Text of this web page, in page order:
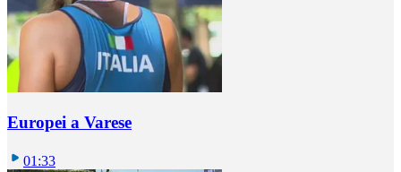
Europei a Varese
01:33